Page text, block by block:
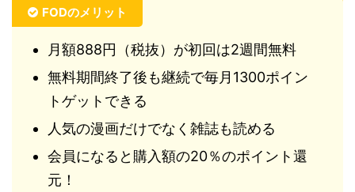
FODのメリット
月額888円（税抜）が初回は2週間無料
無料期間終了後も継続で毎月1300ポイン
トゲットできる
人気の漫画だけでなく雑誌も読める
会員になると購入額の20％のポイント還
元！